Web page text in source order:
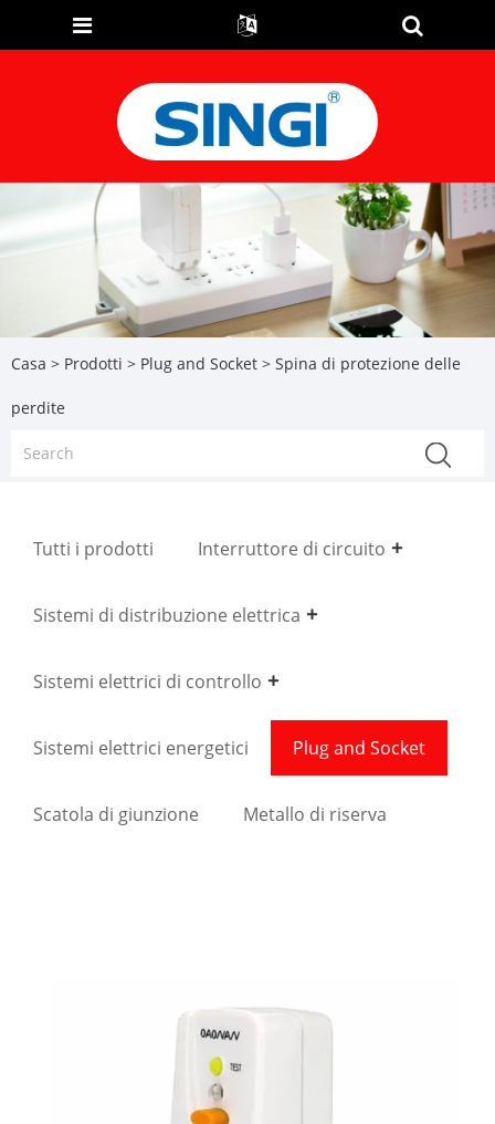
Casa > Prodotti > Plug and Socket > Spina di protezione delle
perdite
Tutti i prodotti Interruttore di circuito
Sistemi di distribuzione elettrica
Sistemi elettrici di controllo
Sistemi elettrici energetici Plug and Socket
Scatola di giunzione Metallo di riserva